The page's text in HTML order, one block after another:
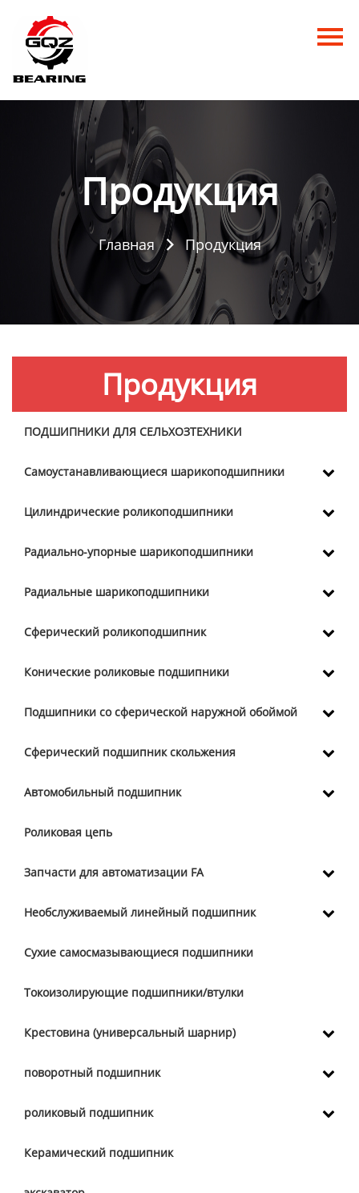
Главная
Продукция
Новости
Контакты Продукция
Главная  Продукция
Продукция
ПОДШИПНИКИ ДЛЯ СЕЛЬХОЗТЕХНИКИ
Самоустанавливающиеся шарикоподшипники
Цилиндрические роликоподшипники
Радиально-упорные шарикоподшипники
Радиальные шарикоподшипники
Сферический роликоподшипник
Конические роликовые подшипники
Подшипники со сферической наружной обоймой
Сферический подшипник скольжения
Автомобильный подшипник
Роликовая цепь
Запчасти для автоматизации FA
Необслуживаемый линейный подшипник
Сухие самосмазывающиеся подшипники
Токоизолирующие подшипники/втулки
Крестовина (универсальный шарнир)
поворотный подшипник
роликовый подшипник
Керамический подшипник